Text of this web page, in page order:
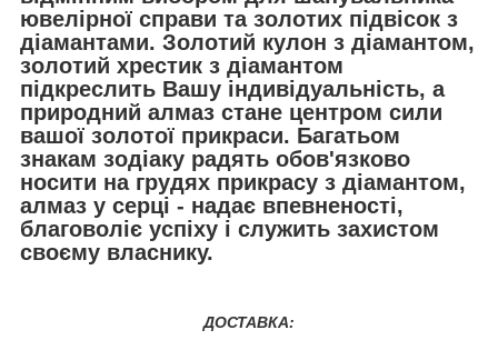
ювелірної справи та золотих підвісок з
діамантами. Золотий кулон з діамантом,
золотий хрестик з діамантом
підкреслить Вашу індивідуальність, а
природний алмаз стане центром сили
вашої золотої прикраси. Багатьом
знакам зодіаку радять обов'язково
носити на грудях прикрасу з діамантом,
алмаз у серці - надає впевненості,
благоволіє успіху і служить захистом
своєму власнику.
ДОСТАВКА: